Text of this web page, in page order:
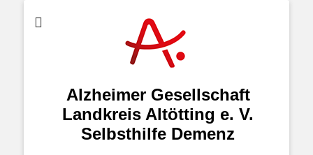
Alzheimer Gesellschaft
Landkreis Altötting e. V.
Selbsthilfe Demenz